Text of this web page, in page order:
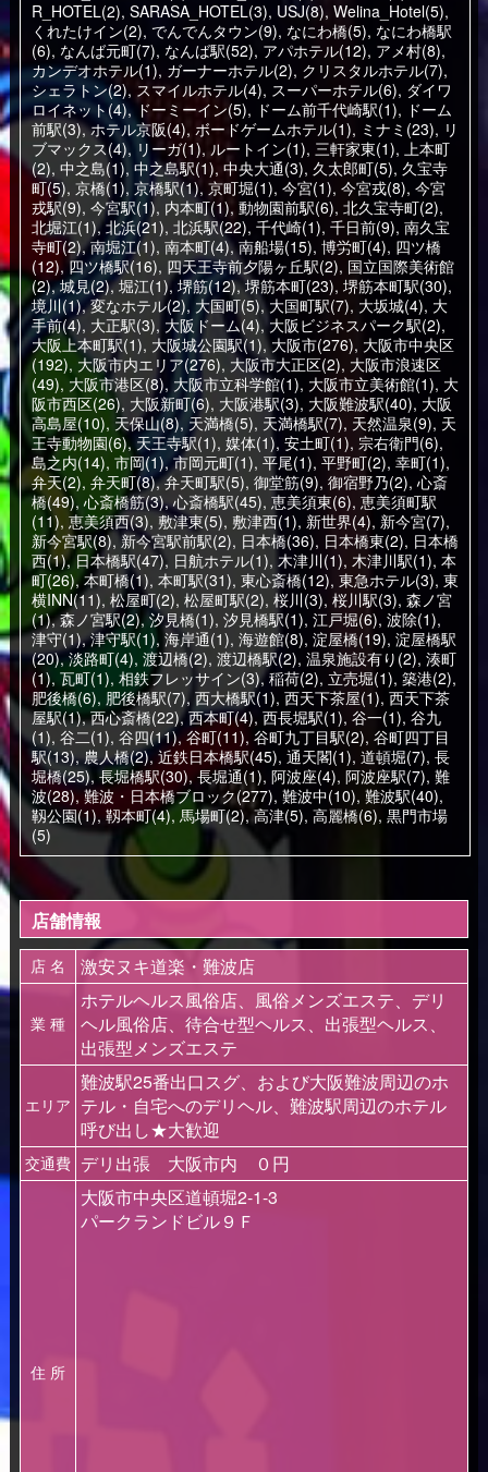
R_HOTEL(2), SARASA_HOTEL(3), USJ(8), Welina_Hotel(5),
くれたけイン(2), でんでんタウン(9), なにわ橋(5), なにわ橋駅
(6), なんば元町(7), なんば駅(52), アパホテル(12), アメ村(8),
カンデオホテル(1), ガーナーホテル(2), クリスタルホテル(7),
シェラトン(2), スマイルホテル(4), スーパーホテル(6), ダイワ
ロイネット(4), ドーミーイン(5), ドーム前千代崎駅(1), ドーム
前駅(3),ホテル京阪(4), ボードゲームホテル(1), ミナミ(23), リ
ブマックス(4), リーガ(1), ルートイン(1), 三軒家東(1), 上本町
(2), 中之島(1), 中之島駅(1), 中央大通(3), 久太郎町(5), 久宝寺
町(5), 京橋(1), 京橋駅(1), 京町堀(1), 今宮(1), 今宮戎(8), 今宮
戎駅(9), 今宮駅(1), 内本町(1), 動物園前駅(6), 北久宝寺町(2),
北堀江(1),北浜(21), 北浜駅(22), 千代崎(1), 千日前(9), 南久宝
寺町(2),南堀江(1), 南本町(4),南船場(15), 博労町(4), 四ツ橋
(12), 四ツ橋駅(16), 四天王寺前夕陽ヶ丘駅(2), 国立国際美術館
(2),城見(2),堀江(1), 堺筋(12),堺筋本町(23), 堺筋本町駅(30),
境川(1),変なホテル(2), 大国町(5),大国町駅(7), 大坂城(4), 大
手前(4), 大正駅(3), 大阪ドーム(4), 大阪ビジネスパーク駅(2),
大阪上本町駅(1), 大阪城公園駅(1),大阪市(276), 大阪市中央区
(192), 大阪市内エリア(276), 大阪市大正区(2), 大阪市浪速区
(49), 大阪市港区(8), 大阪市立科学館(1), 大阪市立美術館(1), 大
阪市西区(26), 大阪新町(6), 大阪港駅(3), 大阪難波駅(40), 大阪
高島屋(10), 天保山(8), 天満橋(5), 天満橋駅(7), 天然温泉(9), 天
王寺動物園(6), 天王寺駅(1), 媒体(1), 安土町(1), 宗右衛門(6),
島之内(14), 市岡(1),市岡元町(1), 平尾(1), 平野町(2), 幸町(1),
弁天(2), 弁天町(8),弁天町駅(5), 御堂筋(9), 御宿野乃(2), 心斎
橋(49), 心斎橋筋(3),心斎橋駅(45), 恵美須東(6), 恵美須町駅
(11), 恵美須西(3), 敷津東(5), 敷津西(1), 新世界(4), 新今宮(7),
新今宮駅(8),新今宮駅前駅(2), 日本橋(36), 日本橋東(2), 日本橋
西(1),日本橋駅(47), 日航ホテル(1), 木津川(1), 木津川駅(1), 本
町(26),本町橋(1), 本町駅(31), 東心斎橋(12), 東急ホテル(3), 東
横INN(11), 松屋町(2), 松屋町駅(2), 桜川(3), 桜川駅(3), 森ノ宮
(1),森ノ宮駅(2), 汐見橋(1), 汐見橋駅(1), 江戸堀(6), 波除(1),
津守(1),津守駅(1), 海岸通(1), 海遊館(8), 淀屋橋(19), 淀屋橋駅
(20),淡路町(4), 渡辺橋(2), 渡辺橋駅(2), 温泉施設有り(2), 湊町
(1), 瓦町(1), 相鉄フレッサイン(3),稲荷(2), 立売堀(1), 築港(2),
肥後橋(6), 肥後橋駅(7), 西大橋駅(1), 西天下茶屋(1), 西天下茶
屋駅(1),西心斎橋(22),西本町(4), 西長堀駅(1), 谷一(1), 谷九
(1), 谷二(1), 谷四(11), 谷町(11), 谷町九丁目駅(2), 谷町四丁目
駅(13),農人橋(2), 近鉄日本橋駅(45), 通天閣(1), 道頓堀(7), 長
堀橋(25), 長堀橋駅(30), 長堀通(1), 阿波座(4), 阿波座駅(7), 難
波(28),難波・日本橋ブロック(277), 難波中(10), 難波駅(40),
靱公園(1), 靱本町(4), 馬場町(2),高津(5), 高麗橋(6), 黒門市場
(5)
店舗情報
店 名 激安ヌキ道楽・難波店
業 種
ホテルヘルス風俗店、風俗メンズエステ、デリ
ヘル風俗店、待合せ型ヘルス、出張型ヘルス、
出張型メンズエステ
エリア
難波駅25番出口スグ、および大阪難波周辺のホ
テル・自宅へのデリヘル、難波駅周辺のホテル
呼び出し★大歓迎
交通費 デリ出張 大阪市内 ０円
住 所
大阪市中央区道頓堀2-1-3
パークランドビル９Ｆ